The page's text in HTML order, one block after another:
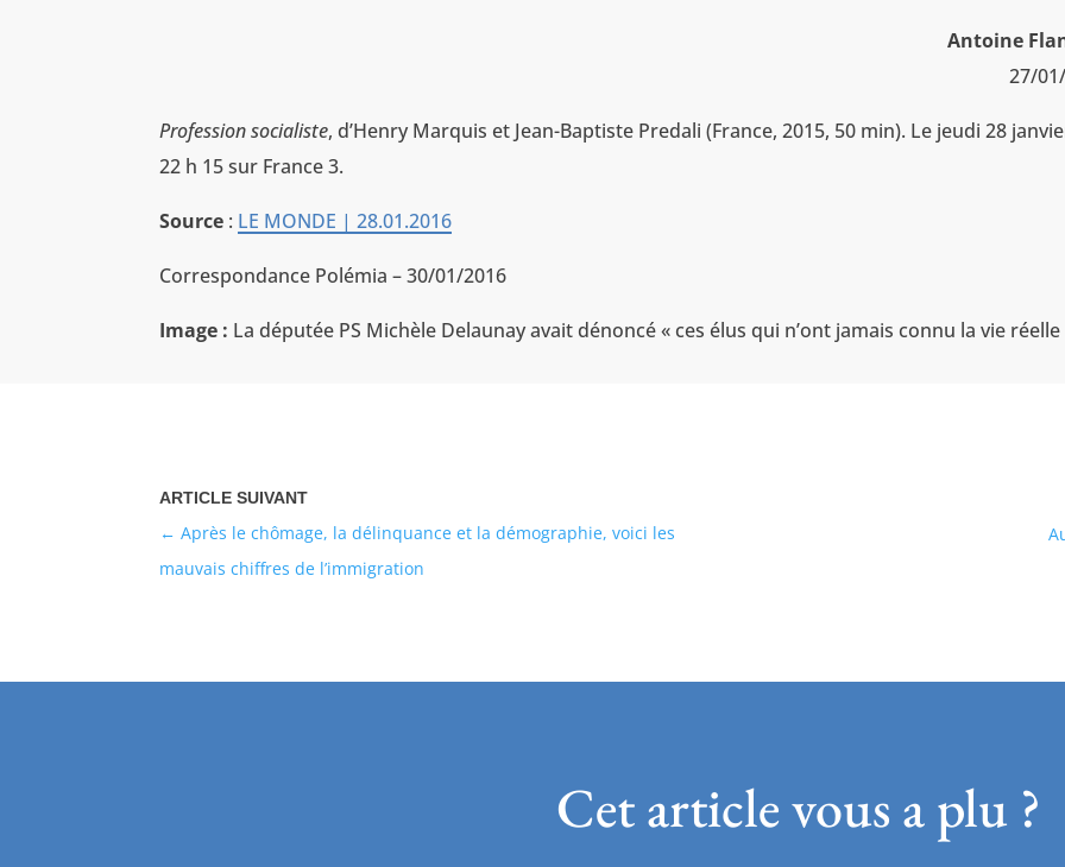
Antoine
27/
Profession socialiste, d’Henry Marquis et Jean-Baptiste Predali (France, 2015, 50 min). Le jeudi 28
22 h 15 sur France 3.
Source : LE MONDE | 28.01.2016
Correspondance Polémia – 30/01/2016
Image : La députée PS Michèle Delaunay avait dénoncé « ces élus qui n’ont jamais connu la vie réelle
Après le chômage, la délinquance et la démographie, voici les
mauvais chiffres de l’immigration
Cet article vous a plu ?